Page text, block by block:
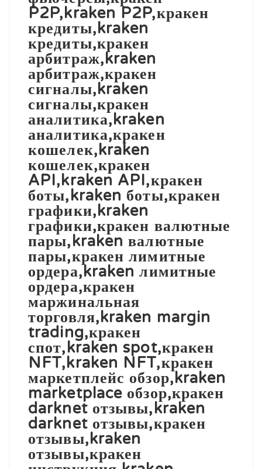
P2P,kraken P2P,кракен
кредиты,kraken
кредиты,кракен
арбитраж,kraken
арбитраж,кракен
сигналы,kraken
сигналы,кракен
аналитика,kraken
аналитика,кракен
кошелек,kraken
кошелек,кракен
API,kraken API,кракен
боты,kraken боты,кракен
графики,kraken
графики,кракен валютные
пары,kraken валютные
пары,кракен лимитные
ордера,kraken лимитные
ордера,кракен
маржинальная
торговля,kraken margin
trading,кракен
спот,kraken spot,кракен
NFT,kraken NFT,кракен
маркетплейс обзор,kraken
marketplace обзор,кракен
darknet отзывы,kraken
darknet отзывы,кракен
отзывы,kraken
отзывы,кракен